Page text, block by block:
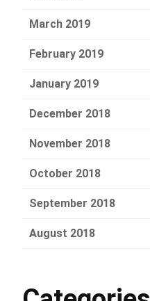
March 2019
February 2019
January 2019
December 2018
November 2018
October 2018
September 2018
August 2018